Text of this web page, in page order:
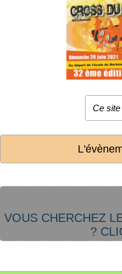
Ce site
VOUS CHERCHEZ
?